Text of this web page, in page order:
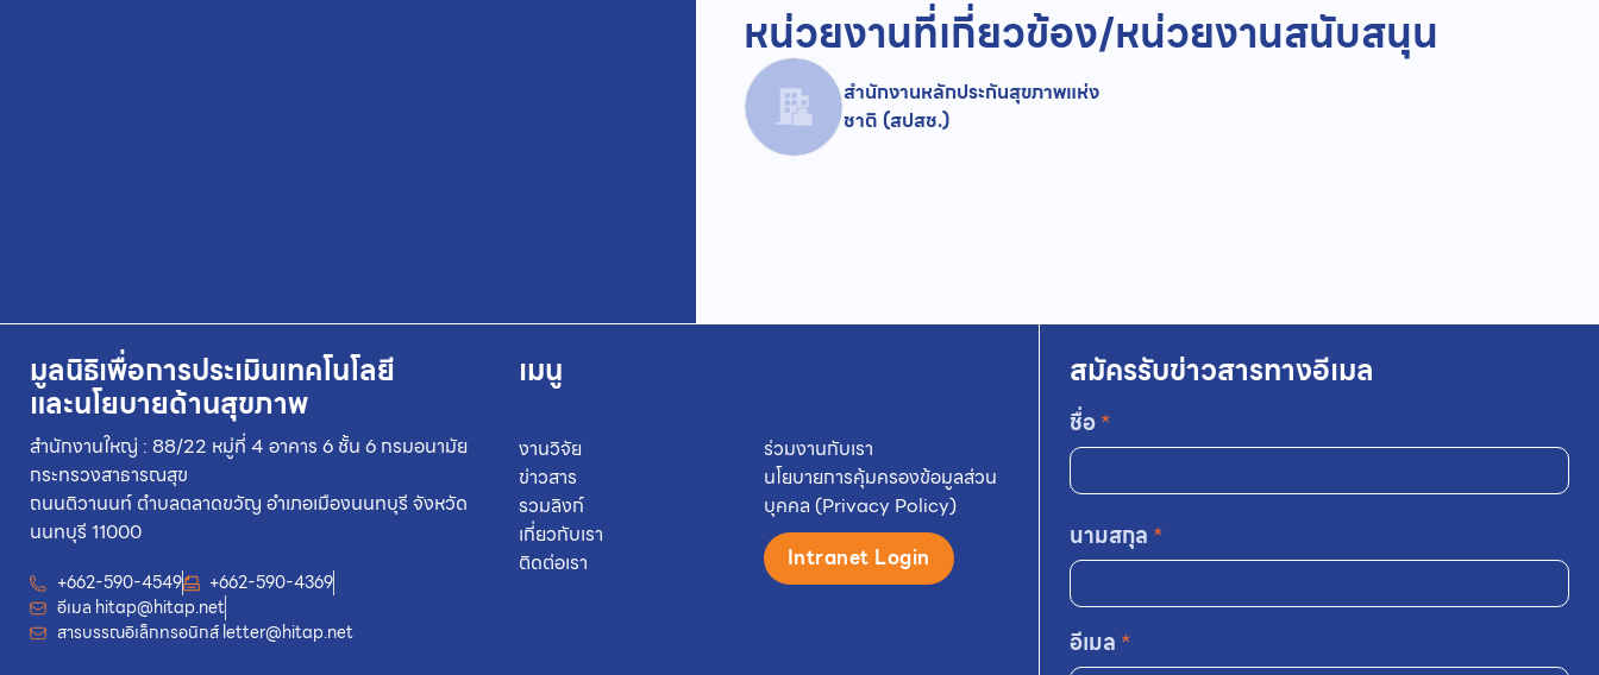
หน่วยงานที่เกี่ยวข้อง/หน่วยงานสนับสนุน
สำนักงานหลักประกันสุขภาพแห่ง
ชาติ (สปสช.)
มูลนิธิเพื่อการประเมินเทคโนโลยี
และนโยบายด้านสุขภาพ
สำนักงานใหญ่ : 88/22 หมู่ที่ 4 อาคาร 6 ชั้น 6 กรมอนามัย
กระทรวงสาธารณสุข
ถนนติวานนท์ ตำบลตลาดขวัญ อำเภอเมืองนนทบุรี จังหวัด
นนทบุรี 11000
+662-590-4549
+662-590-4369
อีเมล hitap@hitap.net
สารบรรณอิเล็กทรอนิกส์letter@hitap.net
เมนู
งานวิจัย
ข่าวสาร
รวมลิงก์
เกี่ยวกับเรา
ติดต่อเรา
ร่วมงานกับเรา
นโยบายการคุ้มครองข้อมูลส่วน
บุคคล (Privacy Policy)
Intranet Login
สมัครรับข่าวสารทางอีเมล
ชื่อ*
นามสกุล *
อีเมล *